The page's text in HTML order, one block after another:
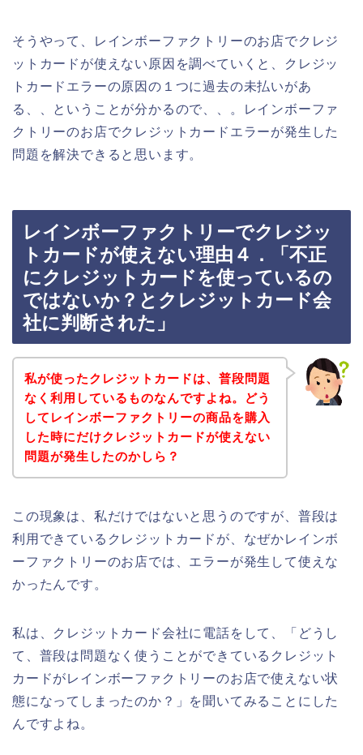
そうやって、レインボーファクトリーのお店でクレジ
ットカードが使えない原因を調べていくと、クレジッ
トカードエラーの原因の１つに過去の未払いがあ
る、、ということが分かるので、、。レインボーファ
クトリーのお店でクレジットカードエラーが発生した
問題を解決できると思います。
レインボーファクトリーでクレジッ
トカードが使えない理由４．「不正
にクレジットカードを使っているの
ではないか？とクレジットカード会
社に判断された」
私が使ったクレジットカードは、普段問題
なく利用しているものなんですよね。どう
してレインボーファクトリーの商品を購入
した時にだけクレジットカードが使えない
問題が発生したのかしら？
この現象は、私だけではないと思うのですが、普段は
利用できているクレジットカードが、なぜかレインボ
ーファクトリーのお店では、エラーが発生して使えな
かったんです。
私は、クレジットカード会社に電話をして、「どうし
て、普段は問題なく使うことができているクレジット
カードがレインボーファクトリーのお店で使えない状
態になってしまったのか？」を聞いてみることにした
んですよね。